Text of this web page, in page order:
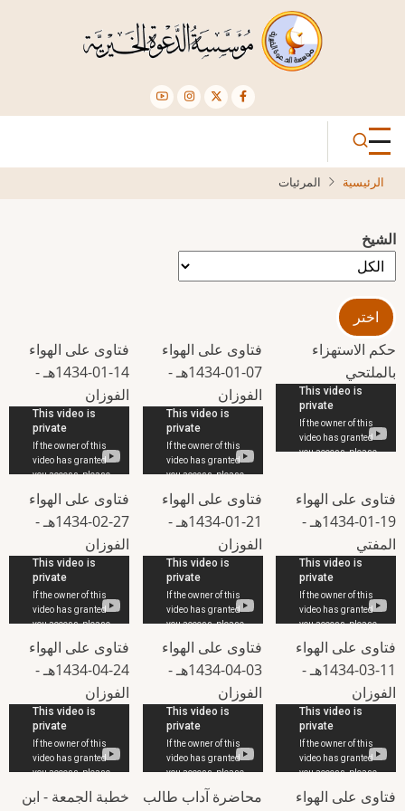
الرئيسية المرئيات
الشيخ
حكم الاستهزاء
بالملتحي
فتاوى على الهواء
07-01-1434هـ -
الفوزان
فتاوى على الهواء
14-01-1434هـ -
الفوزان
فتاوى على الهواء
19-01-1434هـ -
المفتي
فتاوى على الهواء
21-01-1434هـ -
الفوزان
فتاوى على الهواء
27-02-1434هـ -
الفوزان
فتاوى على الهواء
11-03-1434هـ -
الفوزان
فتاوى على الهواء
03-04-1434هـ -
الفوزان
فتاوى على الهواء
24-04-1434هـ -
الفوزان
فتاوى على الهواء
محاضرة آداب طالب
خطبة الجمعة - ابن